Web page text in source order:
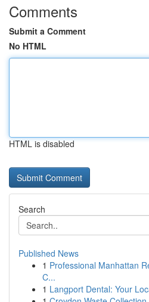
Comments
Submit a Comment
No HTML
HTML is disabled
Search
Published News
1 Professional Manhattan
C...
1 Langport Dental: Your